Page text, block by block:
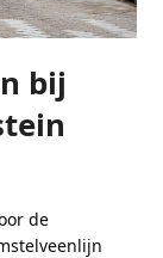
bij
de